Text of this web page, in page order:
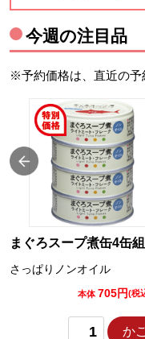
今週の注目品
※予約価格は、直近の予
まぐろスープ煮缶4缶組
さっぱりノンオイル
本体 705円(税
か